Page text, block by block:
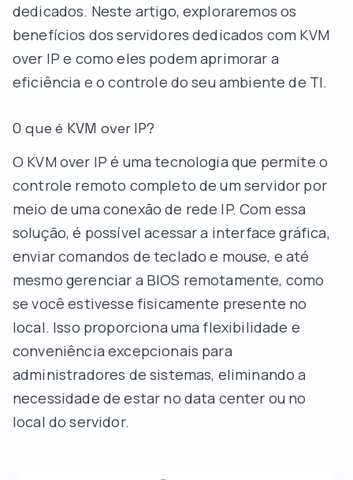
dedicados. Neste artigo, exploraremos os
benefícios dos servidores dedicados com KVM
over IP e como eles podem aprimorar a
eficiência e o controle do seu ambiente de TI.
O que é KVM over IP?
O KVM over IP é uma tecnologia que permite o
controle remoto completo de um servidor por
meio de uma conexão de rede IP. Com essa
solução, é possível acessar a interface gráfica,
enviar comandos de teclado e mouse, e até
mesmo gerenciar a BIOS remotamente, como
se você estivesse fisicamente presente no
local. Isso proporciona uma flexibilidade e
conveniência excepcionais para
administradores de sistemas, eliminando a
necessidade de estar no data center ou no
local do servidor.